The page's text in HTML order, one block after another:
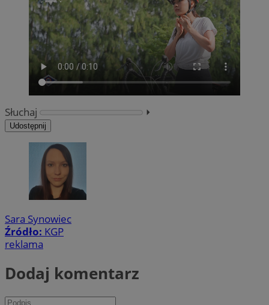
Słuchaj ⏵︎
Udostępnij
Sara Synowiec
Źródło: KGP
reklama
Dodaj komentarz